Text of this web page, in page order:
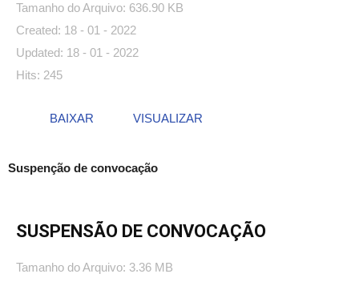
Tamanho do Arquivo: 636.90 KB
Created: 18 - 01 - 2022
Updated: 18 - 01 - 2022
Hits: 245
BAIXAR VISUALIZAR
Suspenção de convocação
SUSPENSÃO DE CONVOCAÇÃO
Tamanho do Arquivo: 3.36 MB